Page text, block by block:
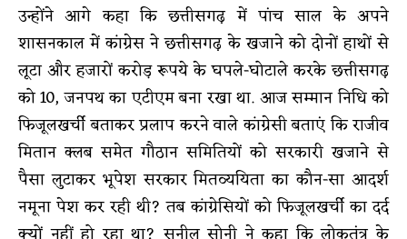
उन्होंने आगे कहा कि छत्तीसगढ़ में पांच साल के अपने
शासनकाल में कांग्रेस ने छत्तीसगढ़ के खजाने को दोनों हाथों से
लूटा और हजारों करोड़ रूपये के घपले-घोटाले करके छत्तीसगढ़
को 10, जनपथ का एटीएम बना रखा था. आज सम्मान निधि को
फिजूलखर्ची बताकर प्रलाप करने वाले कांग्रेसी बताएं कि राजीव
मितान क्लब समेत गौठान समितियों को सरकारी खजाने से
पैसा लुटाकर भूपेश सरकार मितव्ययिता का कौन-सा आदर्श
नमूना पेश कर रही थी? तब कांग्रेसियों को फिजूलखर्ची का दर्द